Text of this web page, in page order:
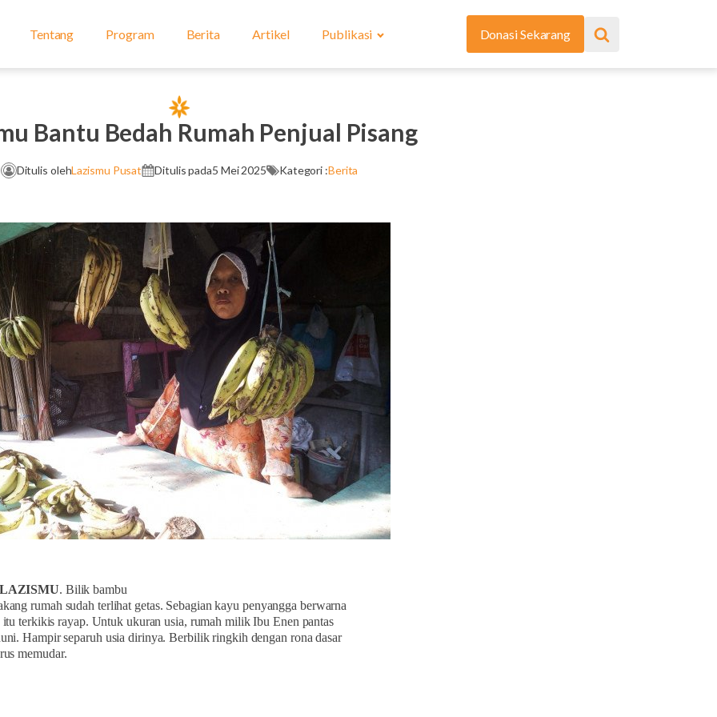
Tentang Program Berita Artikel Publikasi Donasi Sekarang
Bantu Bedah Rumah Penjual Pisang
Ditulis olehLazismu Pusat Ditulis pada5 Mei 2025 Kategori :Berita
. Bilik bambu
rumah sudah terlihat getas. Sebagian kayu penyangga berwarna
itu terkikis rayap. Untuk ukuran usia, rumah milik Ibu Enen pantas
Hampir separuh usia dirinya. Berbilik ringkih dengan rona dasar
memudar.